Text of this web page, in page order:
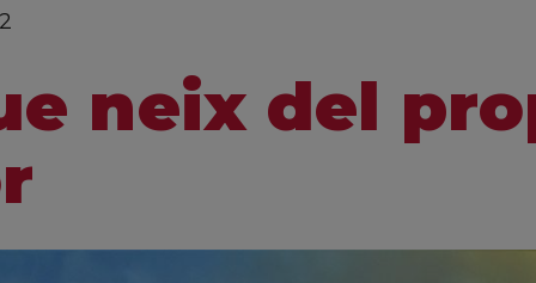
neix del